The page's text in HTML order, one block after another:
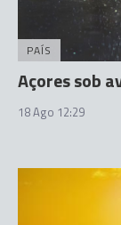
PAÍS
Açores sob
18 Ago 12:29